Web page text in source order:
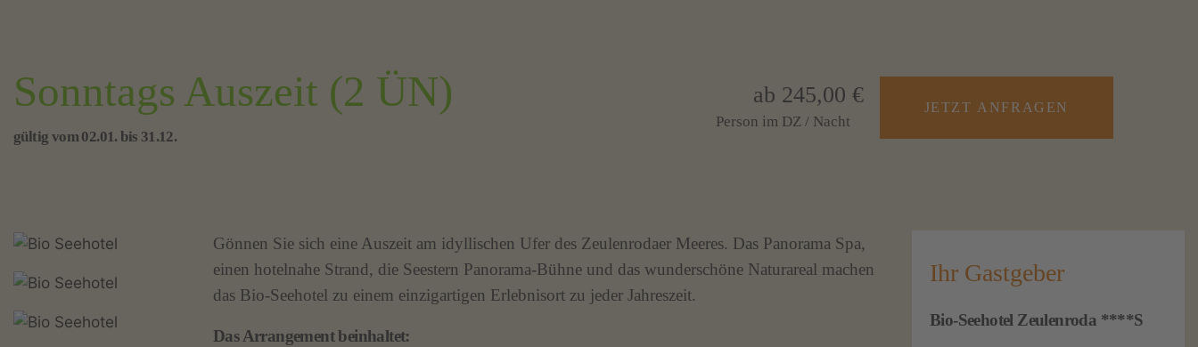
Sonntags Auszeit (2 ÜN)
gültig vom 02.01. bis 31.12.
ab 245,00 €
Person im DZ / Nacht
JETZT ANFRAGEN
Gönnen Sie sich eine Auszeit am idyllischen Ufer des Zeulenrodaer Meeres. Das Panorama Spa,
einen hotelnahe Strand, die Seestern Panorama-Bühne und das wunderschöne Naturareal machen
das Bio-Seehotel zu einem einzigartigen Erlebnisort zu jeder Jahreszeit.
Das Arrangement beinhaltet:
Ihr Gastgeber
Bio-Seehotel Zeulenroda ****S